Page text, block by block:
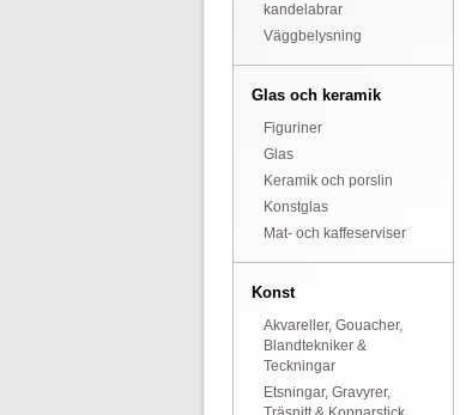
kandelabrar
Väggbelysning
Glas och keramik
Figuriner
Glas
Keramik och porslin
Konstglas
Mat- och kaffeserviser
Konst
Akvareller, Gouacher,
Blandtekniker &
Teckningar
Etsningar, Gravyrer,